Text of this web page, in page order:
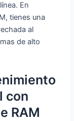
En
tienes una
al
de alto
con
RAM